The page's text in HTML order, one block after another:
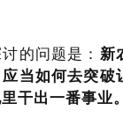
的问题是： 新
当如何去突破
干出一番事业。